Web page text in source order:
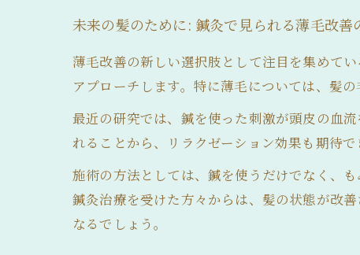
未来の髪のために: 鍼灸で見られる薄毛改善
薄毛改善の新しい選択肢として注目を集めて
アプローチします。特に薄毛については、髪
最近の研究では、鍼を使った刺激が頭皮の血
れることから、リラクゼーション効果も期待で
施術の方法としては、鍼を使うだけでなく、
鍼灸治療を受けた方々からは、髪の状態が改
なるでしょう。